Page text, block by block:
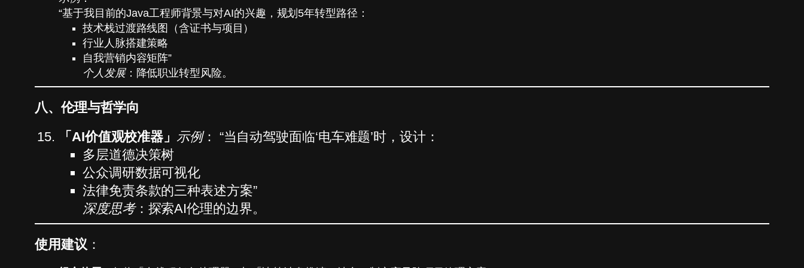
“基于我目前的Java工程师背景与对AI的兴趣，规划5年转型路径：
技术栈过渡路线图（含证书与项目）
行业人脉搭建策略
自我营销内容矩阵”
个人发展：降低职业转型风险。
八、伦理与哲学向
「AI价值观校准器」 示例： “当自动驾驶面临‘电车难题’时，设计：
多层道德决策树
公众调研数据可视化
法律免责条款的三种表述方案”
深度思考：探索AI伦理的边界。
使用建议 ：